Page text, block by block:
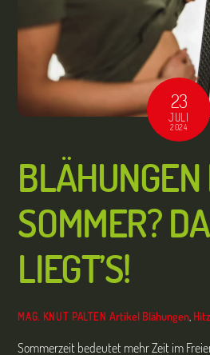
23
JULI
2024
BLÄHUNGEN
SOMMER?
LIEGT’S!
MAG. KNUT PALTEN Artikel Blähungen,
Sommerzeit bedeutet mehr Zeit im